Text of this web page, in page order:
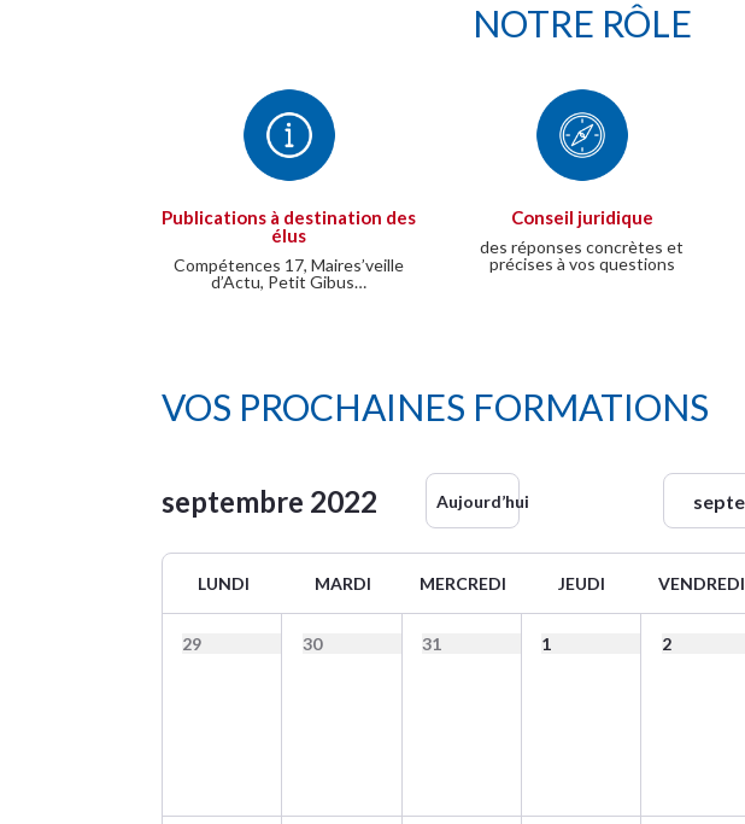
NOTRE RÔLE
Publications à destination des
élus
Compétences 17, Maires’veille
d’Actu, Petit Gibus…
Conseil juridique
des réponses concrètes et
précises à vos questions
VOS PROCHAINES FORMATIONS
septembre 2022 Aujourd’hui
LUNDI MARDI MERCREDI JEUDI VENDREDI
29 30 31 1 2